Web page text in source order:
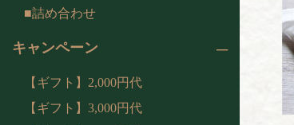
詰め合わせ
キャンペーン
【ギフト】2,000円代
【ギフト】3,000円代